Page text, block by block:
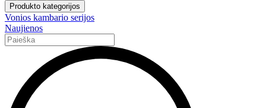
Produkto kategorijos
Vonios kambario serijos
Naujienos